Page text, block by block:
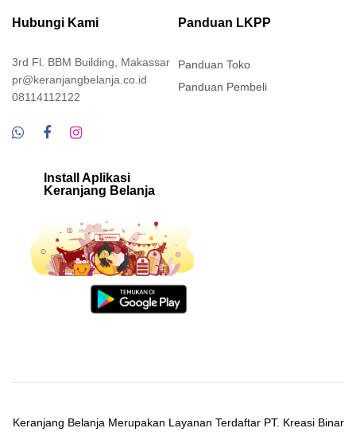
Hubungi Kami
3rd Fl. BBM Building, Makassar
pr@keranjangbelanja.co.id
08114112122
Panduan LKPP
Panduan Toko
Panduan Pembeli
Install Aplikasi
Keranjang Belanja
Keranjang Belanja Merupakan Layanan Terdaftar PT. Kreasi Binar